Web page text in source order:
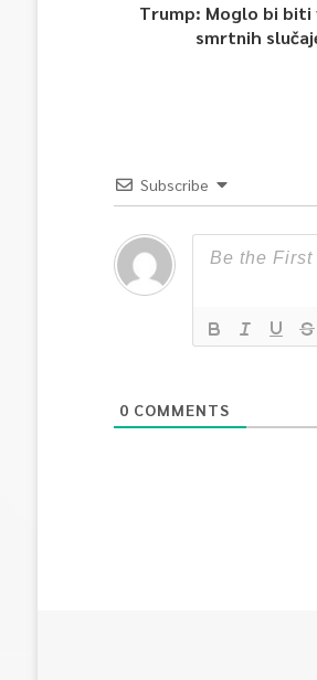
Trump: Moglo bi biti
smrtnih
Subscribe
0 COMMENTS